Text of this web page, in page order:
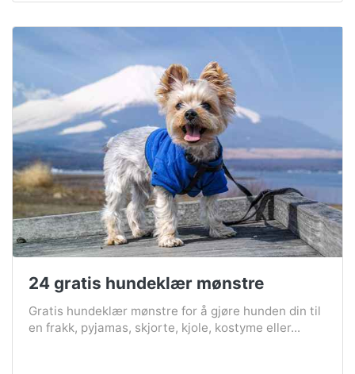
24 gratis hundeklær mønstre
Gratis hundeklær mønstre for å gjøre hunden din til
en frakk, pyjamas, skjorte, kjole, kostyme eller...